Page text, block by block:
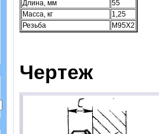
Длина, мм
55
Масса, кг
1,25
Резьба
M95X2
Чертеж